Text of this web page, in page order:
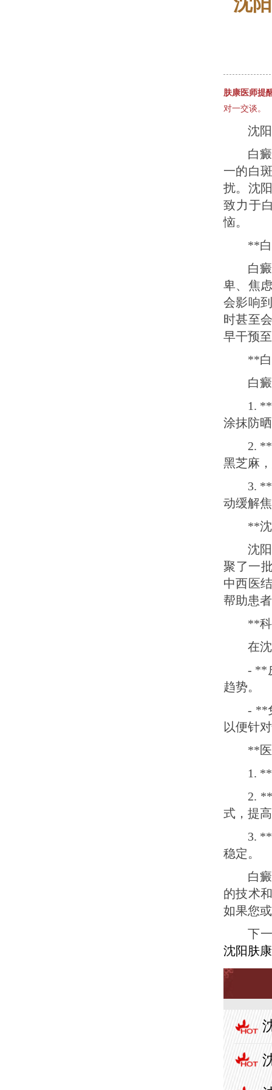
肤康医师提
对一交谈。
沈
白
一的白
扰。沈
致力于
恼。
**
白
卑、焦
会影响
时甚至
早干预
**
白
1.
涂抹防
2.
黑芝麻
3.
动缓解
**
沈
聚了一
中西医
帮助患
**
在
- **
趋势。
- **
以便针
**
1.
2.
式，提
3.
稳定。
白
的技术
如果您
下
沈阳肤